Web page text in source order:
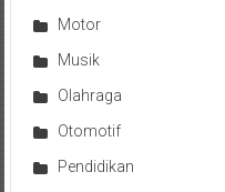
Motor
Musik
Olahraga
Otomotif
Pendidikan